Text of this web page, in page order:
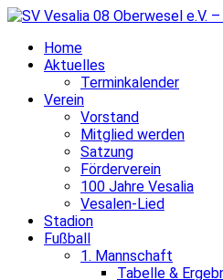
Home
Aktuelles
Terminkalender
Verein
Vorstand
Mitglied werden
Satzung
Förderverein
100 Jahre Vesalia
Vesalen-Lied
Stadion
Fußball
1. Mannschaft
Tabelle &